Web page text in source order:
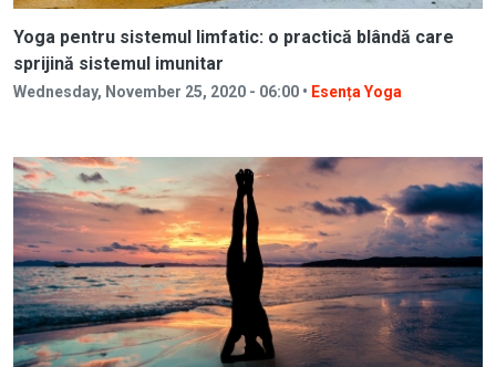
Yoga pentru sistemul limfatic: o practică blândă care
sprijină sistemul imunitar
Wednesday, November 25, 2020 - 06:00 • Esența Yoga